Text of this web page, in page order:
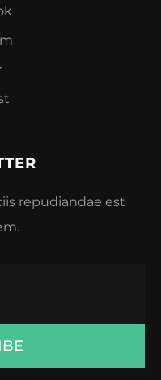
repudiandae est